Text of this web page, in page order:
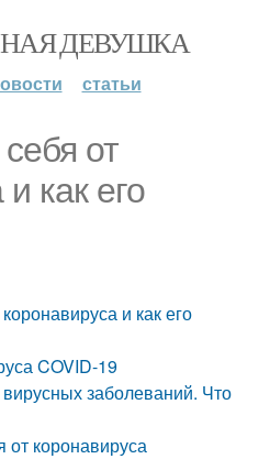
ДЕВУШКА
статьи
от
как его
и как его
COVID-19
заболеваний. Что
от коронавируса